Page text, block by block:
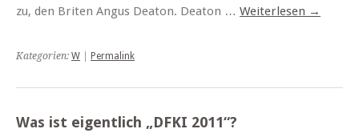
zu, den Briten Angus Deaton. Deaton … Weiterlesen →
Kategorien: W Permalink
Was ist eigentlich „DFKI 2011“?